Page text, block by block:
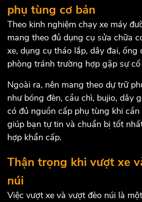
phụ tùng cơ bản
Theo kinh nghiệm chạy xe máy
mang theo đủ dụng cụ sửa chữa
xe, dụng cụ tháo lắp, dây đai, ống
phòng tránh trường hợp gặp sự
Ngoài ra, nên mang theo dự trữ
như bóng đèn, cầu chì, bujio, dây
có đủ nguồn cấp phụ tùng khi
giúp bạn tự tin và chuẩn bị tốt
hợp khẩn cấp.
Thận trọng khi vượt xe
núi
Việc vượt xe và vượt đèo núi là